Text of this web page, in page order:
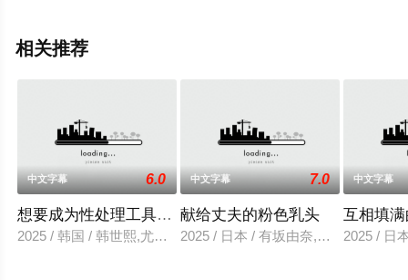
相关推荐
中文字幕 6.0
想要成为性处理工具的妹妹
2025 / 韩国 / 韩世熙,尤里,智熙,尚宇,尚斗,民秀
中文字幕 7.0
献给丈夫的粉色乳头
2025 / 日本 / 有坂由奈,高宫惠子,田
中文字幕
互相填
2025 / 日